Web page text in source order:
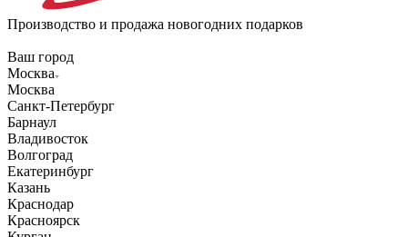
Производство и продажа новогодних подарков
Ваш город
Москва
Москва
Санкт-Петербург
Барнаул
Владивосток
Волгоград
Екатеринбург
Казань
Краснодар
Красноярск